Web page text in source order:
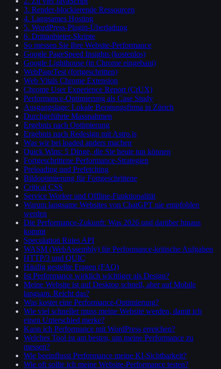
3. Render-blockierende Ressourcen
4. Langsames Hosting
5. WordPress-Plugin-Überladung
6. Drittanbieter-Skripte
So messen Sie Ihre Website-Performance
Google PageSpeed Insights (kostenlos)
Google Lighthouse (in Chrome eingebaut)
WebPageTest (fortgeschritten)
Web Vitals Chrome Extension
Chrome User Experience Report (CrUX)
Performance-Optimierung als Case Study
Ausgangslage: Lokale Beratungsfirma in Zürich
Durchgeführte Massnahmen
Ergebnis nach Optimierung
Ergebnis nach Redesign mit Astro.js
Was wir bei loaded anders machen
Quick Wins: 5 Dinge, die Sie heute tun können
Fortgeschrittene Performance-Strategien
Preloading und Prefetching
Bildoptimierung für Fortgeschrittene
Critical CSS
Service Worker und Offline-Funktionalität
Warum langsame Websites von ChatGPT nie empfohlen
werden
Die Performance-Zukunft: Was 2026 und darüber hinaus
kommt
Speculation Rules API
WASM (WebAssembly) für Performance-kritische Aufgaben
HTTP/3 und QUIC
Häufig gestellte Fragen (FAQ)
Ist Performance wirklich wichtiger als Design?
Meine Website ist auf Desktop schnell, aber auf Mobile
langsam. Reicht das?
Was kostet eine Performance-Optimierung?
Wie viel schneller muss meine Website werden, damit ich
einen Unterschied merke?
Kann ich Performance mit WordPress erreichen?
Welches Tool ist am besten, um meine Performance zu
messen?
Wie beeinflusst Performance meine KI-Sichtbarkeit?
Wie oft sollte ich meine Website-Performance testen?